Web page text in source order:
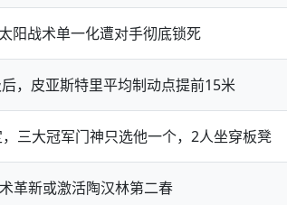
阳战术单一化遭对手彻底锁死
，皮亚斯特里平均制动点提前15米
三大冠军门神只选他一个，2人坐穿板凳
革新或激活陶汉林第二春